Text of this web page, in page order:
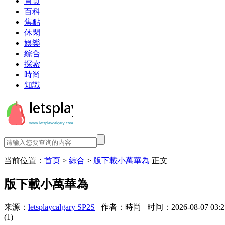
百科
焦點
休閑
娛樂
綜合
探索
時尚
知識
当前位置： 首页 > 綜合 > 版下載小萬華為 正文
版下載小萬華為
来源： letsplaycalgary SP2S 作者：時尚
时间：2026-08-07
(1)